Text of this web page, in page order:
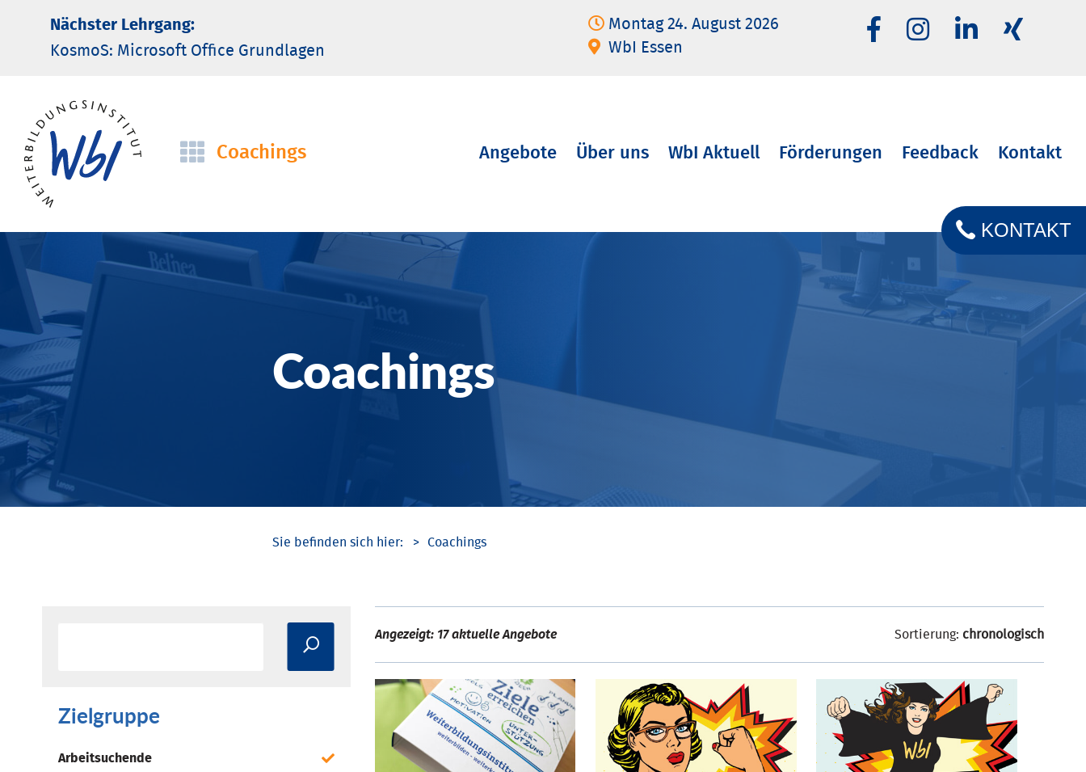
Nächster Lehrgang:
KosmoS: Microsoft Office Grund­lagen
Montag 24. August 2026
WbI Essen
Navigation
Coachings
Navigation
Angebote Über uns WbI Aktuell Förderungen Feedback Kontakt
Coachings
KONTAKT
Coachings
Zielgruppe
Arbeitsuchende
Angezeigt: 17 aktuelle Angebote Sortierung: chronologisch